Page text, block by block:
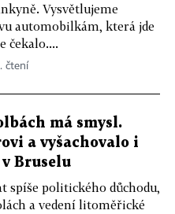
Vysvětlujeme
automobilkám, která jde
čekalo....
čtení
má smysl.
a vyšachovalo i
Bruselu
spíše politického důchodu,
a vedení litoměřické